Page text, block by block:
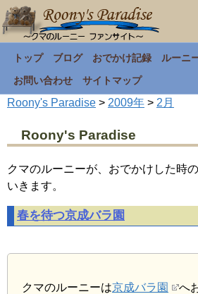
トップ ブログ おでかけ記録 ルーニ
お問い合わせ サイトマップ
Roony's Paradise > 2009年 > 2月
Roony's Paradise
クマのルーニーが、おでかけした時
いきます。
春を待つ京成バラ園
クマのルーニーは京成バラ園
へ